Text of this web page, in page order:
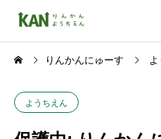
りんかんにゅーす
ようちえん